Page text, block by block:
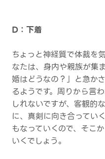
D：下着
ちょっと神経質で体裁を
なたは、身内や親族が集
婚はどうなの？」と急か
るようです。周りから言
しれないですが、客観的
に、真剣に向き合ってい
もなっていくので、そこ
いくでしょう。